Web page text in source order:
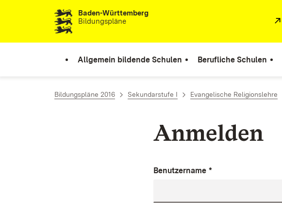
Zum Inhalt springenBaden-Württemberg
Bildungspläne
Allgemein bildende Schulen Berufliche Schulen
Bildungspläne 2016 Sekundarstufe I Evangelische Religionslehre
Anmelden
Benutzername *